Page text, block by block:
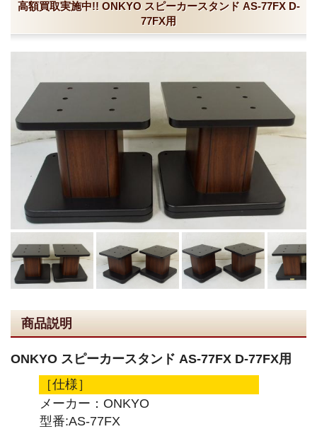
高額買取実施中!! ONKYO スピーカースタンド AS-77FX D-
77FX用
商品説明
ONKYO スピーカースタンド AS-77FX D-77FX用
［仕様］
メーカー：ONKYO
型番:AS-77FX